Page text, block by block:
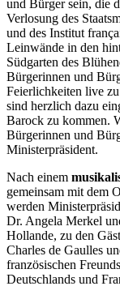
und Bürger sein, die
Verlosung des
und des Institut
Leinwände in den
Südgarten des
Bürgerinnen und
Feierlichkeiten live
sind herzlich dazu
Barock zu kommen.
Bürgerinnen und
Ministerpräsident.
Nach einem
gemeinsam mit dem
werden
Dr. Angela Merkel
Hollande, zu den
Charles de Gaulles
französischen
Deutschlands und